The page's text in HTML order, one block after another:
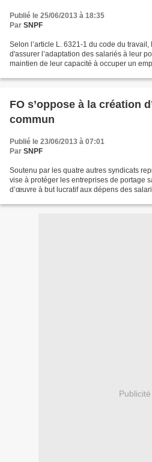
Publié le 25/06/2013 à 18:35
Par SNPF
Selon l’article L. 6321-1 du code du travail,
d'assurer l’adaptation des salariés à leur
maintien de leur capacité à occuper un
FO s’oppose à la création
commun
Publié le 23/06/2013 à 07:01
Par SNPF
Soutenu par les quatre autres syndicats
vise à protéger les entreprises de portage
d’œuvre à but lucratif aux dépens des
Publicité